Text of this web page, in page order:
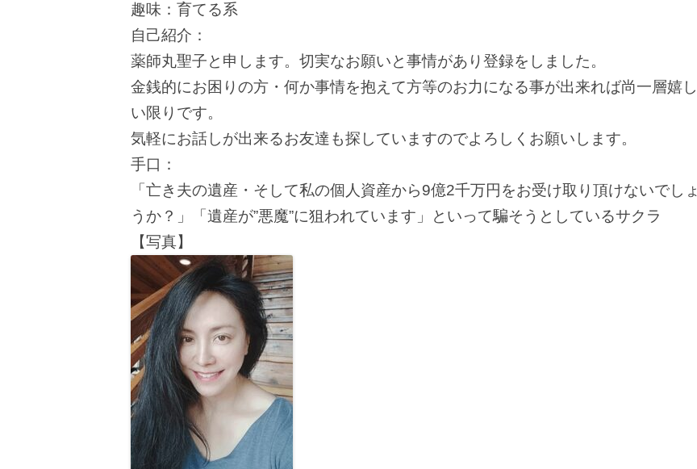
趣味：育てる系
自己紹介：
薬師丸聖子と申します。切実なお願いと事情があり登録をしました。
金銭的にお困りの方・何か事情を抱えて方等のお力になる事が出来れば尚一層嬉し
い限りです。
気軽にお話しが出来るお友達も探していますのでよろしくお願いします。
手口：
「亡き夫の遺産・そして私の個人資産から9億2千万円をお受け取り頂けないでしょ
うか？」「遺産が”悪魔”に狙われています」といって騙そうとしているサクラ
【写真】